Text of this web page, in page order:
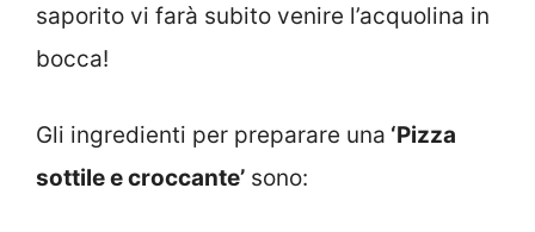
saporito vi farà subito venire l’acquolina in
bocca!
Gli ingredienti per preparare una ‘Pizza
sottile e croccante’ sono: